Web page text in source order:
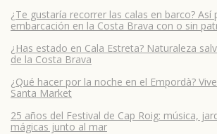
¿Te gustaría recorrer las calas en barco? Así
embarcación en la Costa Brava con o sin
¿Has estado en Cala Estreta? Naturaleza
de la Costa Brava
¿Qué hacer por la noche en el Empordà?
Santa Market
25 años del Festival de Cap Roig: música,
mágicas junto al mar